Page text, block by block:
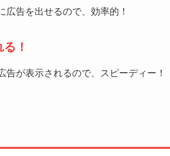
広告を出せるので、効率的！
！
告が表示されるので、スピーディー！